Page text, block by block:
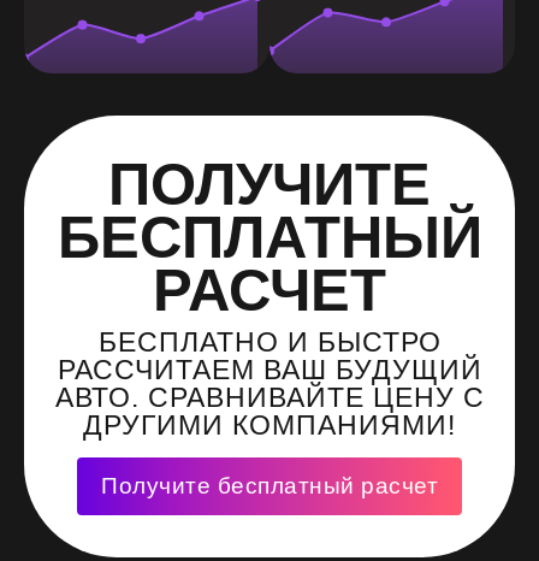
ПОЛУЧИТЕ
БЕСПЛАТНЫЙ
РАСЧЕТ
БЕСПЛАТНО И БЫСТРО
РАССЧИТАЕМ ВАШ БУДУЩИЙ
АВТО. СРАВНИВАЙТЕ ЦЕНУ С
ДРУГИМИ КОМПАНИЯМИ!
Получите бесплатный расчет